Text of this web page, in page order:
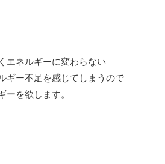
エネルギーに変わらない
ギー不足を感じてしまうので
ーを欲します。